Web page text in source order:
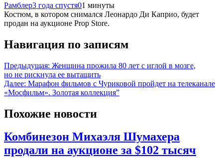
Рамблер3 года спустя01 минуты
Костюм, в котором снимался Леонардо Ди Каприо, будет
продан на аукционе Prop Store.
Навигация по записям
Предыдущая: Женщина прожила 80 лет с иглой в мозге,
но не рискнула ее вытащить
Далее: Марафон фильмов с Чуриковой пройдет на телеканале
«Мосфильм». Золотая коллекция”
Похожие новости
Комбинезон Михаэля Шумахера
продали на аукционе за $102 тысяч